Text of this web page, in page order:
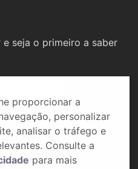
seja o primeiro a saber
proporcionar a
personalizar
analisar o tráfego e
Consulte a
para mais